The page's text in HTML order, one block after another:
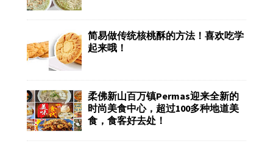
简易做传统核桃酥的方法！喜欢吃学
起来哦！
柔佛新山百万镇Permas迎来全新的
时尚美食中心，超过100多种地道美
食，食客好去处！